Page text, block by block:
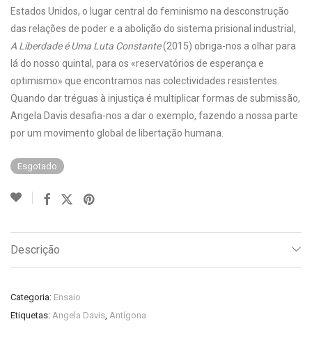
Estados Unidos, o lugar central do feminismo na desconstrução
das relações de poder e a abolição do sistema prisional industrial,
A Liberdade é Uma Luta Constante(2015) obriga-nos a olhar para
lá do nosso quintal, para os «reservatórios de esperança e
optimismo» que encontramos nas colectividades resistentes.
Quando dar tréguas à injustiça é multiplicar formas de submissão,
Angela Davis desafia-nos a dar o exemplo, fazendo a nossa parte
por um movimento global de libertação humana.
Esgotado
Descrição
Categoria: Ensaio
Etiquetas: Angela Davis, Antígona